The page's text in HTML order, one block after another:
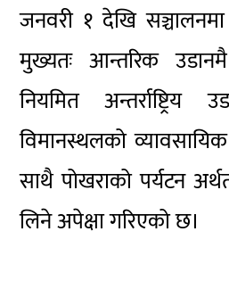
जनवरी १ देखि
मुख्यतः आन्तरिक
नियमित
विमानस्थलको
साथै पोखराको पर्यटन
लिने अपेक्षा गरिएको छ।